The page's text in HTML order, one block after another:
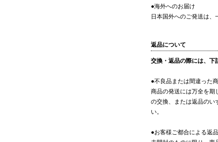
●海外へのお届け
日本国外へのご発送は
返品について
交換・返品の際には、下
●不良品または間違った
商品の発送には万全を期
の交換、または返品のい
い。
●お客様ご都合による返